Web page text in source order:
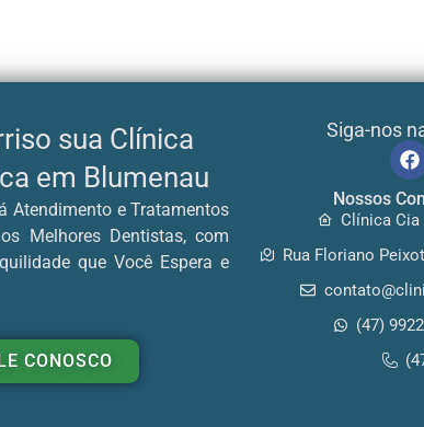
sua Clínica
em Blumenau
Atendimento e Tratamentos
Melhores Dentistas, com
que Você Espera e
CONOSCO
Siga-nos
Nossos
Clínica
Rua Floriano
(47)